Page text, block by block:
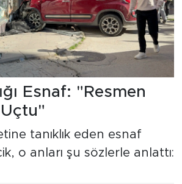
Esnaf: "Resmen
tanıklık eden esnaf
o anları şu sözlerle anlattı: